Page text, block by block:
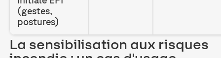
(gestes,
postures)
La sensibilisation aux risques